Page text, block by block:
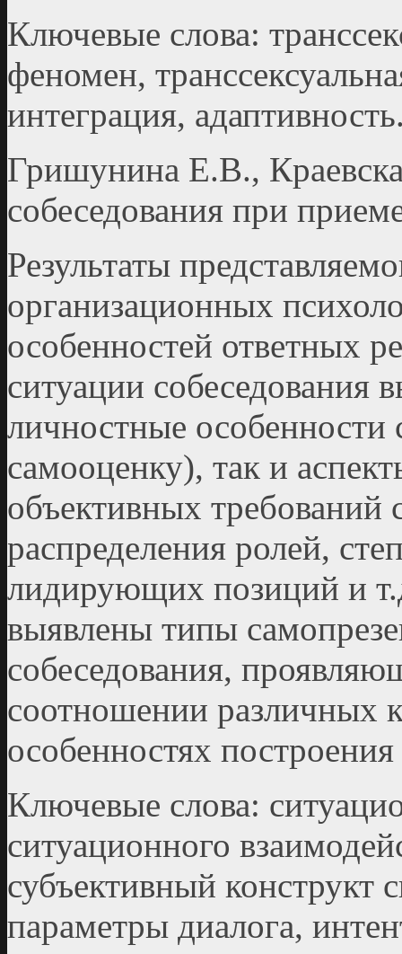
Ключевые слова:
феномен,
интеграция,
Гришунина Е.В.,
собеседования при
Результаты
организационных
особенностей ответных
ситуации собеседования
личностные особенности
самооценку), так и
объективных требований
распределения ролей,
лидирующих позиций и
выявлены типы
собеседования,
соотношении различных
особенностях
Ключевые слова:
ситуационного
субъективный конструкт
параметры диалога,